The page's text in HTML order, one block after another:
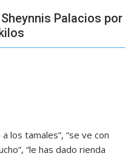
Palacios por
los tamales”, “se ve con
“le has dado rienda